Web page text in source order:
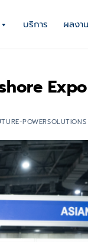
บริการ ผลงาน
POWERSOLUTIONS